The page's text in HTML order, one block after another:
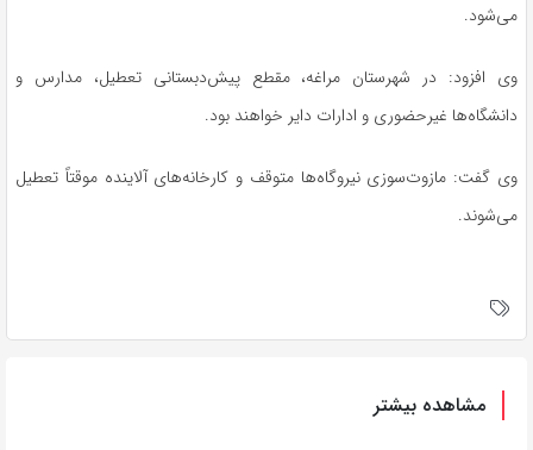
می‌شود.
وی افزود: در شهرستان مراغه، مقطع پیش‌دبستانی تعطیل، مدارس و
دانشگاه‌ها غیرحضوری و ادارات دایر خواهند بود.
وی گفت: مازوت‌سوزی نیروگاه‌ها متوقف و کارخانه‌های آلاینده موقتاً تعطیل
می‌شوند.
مشاهده بیشتر